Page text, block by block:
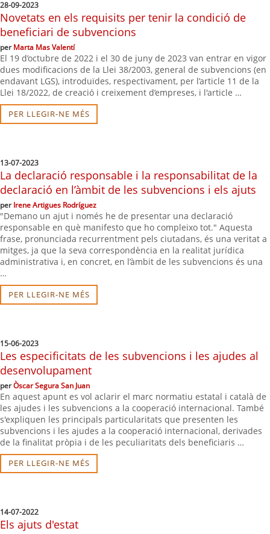
28-09-2023
Novetats en els requisits per tenir la condició de
beneficiari de subvencions
perMarta Mas Valentí
El 19 d’octubre de 2022 i el 30 de juny de 2023 van entrar en vigor
dues modificacions de la Llei 38/2003, general de subvencions (en
endavant LGS), introduïdes, respectivament, per l’article 11 de la
Llei 18/2022, de creació i creixement d’empreses, i l'article …
PER LLEGIR-NE MÉS
13-07-2023
La declaració responsable i la responsabilitat de la
declaració en l’àmbit de les subvencions i els ajuts
perIrene Artigues Rodríguez
"Demano un ajut i només he de presentar una declaració
responsable en què manifesto que ho compleixo tot." Aquesta
frase, pronunciada recurrentment pels ciutadans, és una veritat a
mitges, ja que la seva correspondència en la realitat jurídica
administrativa i, en concret, en l’àmbit de les subvencions és una
…
PER LLEGIR-NE MÉS
15-06-2023
Les especificitats de les subvencions i les ajudes al
desenvolupament
perÒscar Segura San Juan
En aquest apunt es vol aclarir el marc normatiu estatal i català de
les ajudes i les subvencions a la cooperació internacional. També
s'expliquen les principals particularitats que presenten les
subvencions i les ajudes a la cooperació internacional, derivades
de la finalitat pròpia i de les peculiaritats dels beneficiaris …
PER LLEGIR-NE MÉS
14-07-2022
Els ajuts d'estat